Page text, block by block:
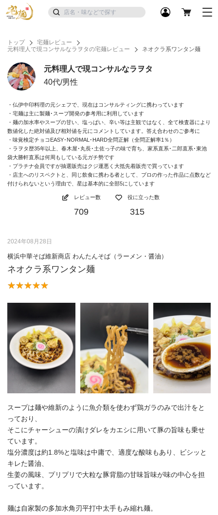
トップ
宅麺レビュー
元料理人で現コンサルなラヲタの宅麺レビュー
ネオクラ系ワンタン麺
元料理人で現コンサルなラヲタ
40代/男性
・仏伊中印料理の元シェフで、現在はコンサルティングに携わっています
・宅麺は主に製麺･スープ開発の参考用に利用しています
・麺の加水率やスープの甘い、塩っぱい、辛い等は主観ではなく、全て検査器により
数値化した絶対値及び相対値を元にコメントしています。答え合わせのご参考に
・味覚検定チョコEASY･NORMAL･HARD全問正解（全問正解率1％）
・ラヲタ歴35年以上、春木屋･丸長･土佐っ子の味で育ち、家系直系･二郎直系･東池
袋大勝軒直系は何周もしている元ガチ勢です
・プラチナ会員ですが抽選販売はクジ運悪く大抵先着販売で買っています
・店主へのリスペクトと、同じ飲食に携わる者として、プロの作った作品に点数など
付けられないという理由で、星は基本的に全部5にしています
レビュー数
709
役に立った数
315
2024年08月28日
横浜中華そば維新商店 わんたんそば（ラーメン・醤油）
ネオクラ系ワンタン麺
スープは麺や維新のように魚介類を使わず鶏ガラのみで出汁をと
っており、
そこにチャーシューの漬けダレをカエシに用いて豚の旨味も乗せ
ています。
塩分濃度は約1.8%と塩味は中庸で、適度な酸味もあり、ビシッと
キレた醤油、
生姜の風味、プリプリで大粒な豚背脂の甘味旨味が味の中心を担
っています。
麺は自家製の多加水角刃平打中太手もみ縮れ麺。